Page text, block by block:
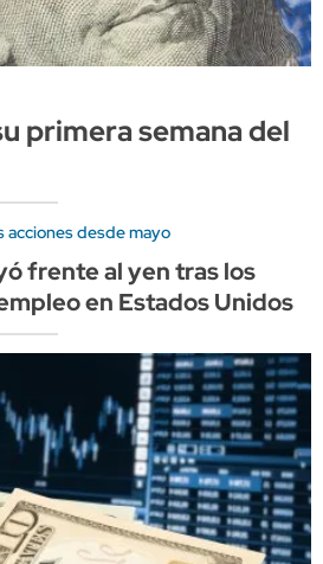
primera semana del
acciones desde mayo
frente al yen tras los
en Estados Unidos